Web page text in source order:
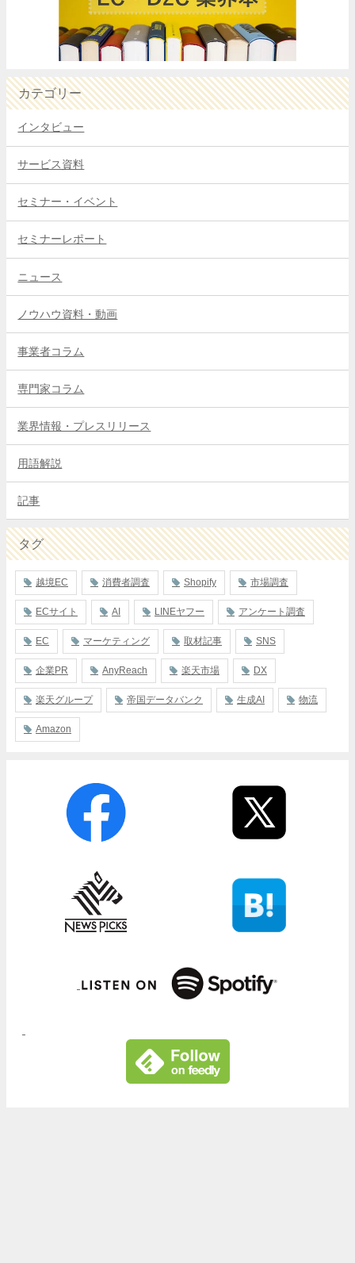
カテゴリー
インタビュー
サービス資料
セミナー・イベント
セミナーレポート
ニュース
ノウハウ資料・動画
事業者コラム
専門家コラム
業界情報・プレスリリース
用語解説
記事
タグ
越境EC 消費者調査 Shopify 市場調査
ECサイト AI LINEヤフー アンケート調査
EC マーケティング 取材記事 SNS
企業PR AnyReach 楽天市場 DX
楽天グループ 帝国データバンク 生成AI 物流
Amazon